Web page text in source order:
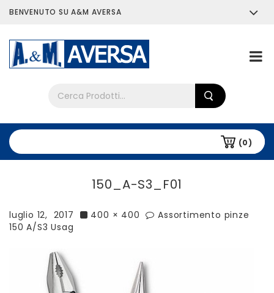
BENVENUTO SU A&M AVERSA
(0)
150_A-S3_F01
luglio 12, 2017 400 × 400
Assortimento pinze
150 A/S3 Usag